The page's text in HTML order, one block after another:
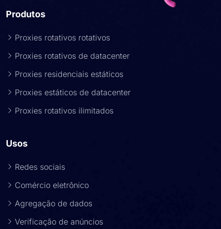
Produtos
Proxies rotativos rotativos
Proxies rotativos de datacenter
Proxies residenciais estáticos
Proxies estáticos de datacenter
Proxies rotativos ilimitados
Usos
Redes sociais
Comércio eletrônico
Agregação de dados
Verificação de anúncios